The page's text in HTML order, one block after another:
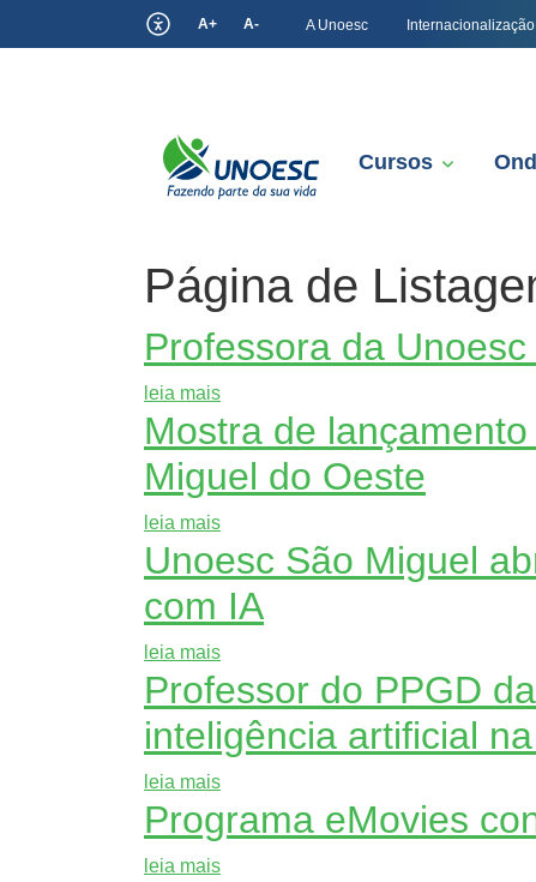
A+ A- A Unoesc Internacionalização
Cursos
Página de
Professora da
leia mais
Mostra de
Miguel do Oeste
leia mais
Unoesc São Miguel
com IA
leia mais
Professor do PPGD
inteligência artificial
leia mais
Programa eMovies
leia mais